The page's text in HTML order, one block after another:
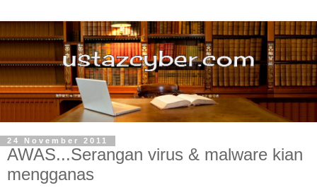
24 November 2011
AWAS...Serangan virus & malware kian
mengganas